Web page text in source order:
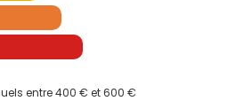
entre 400 € et 600 €